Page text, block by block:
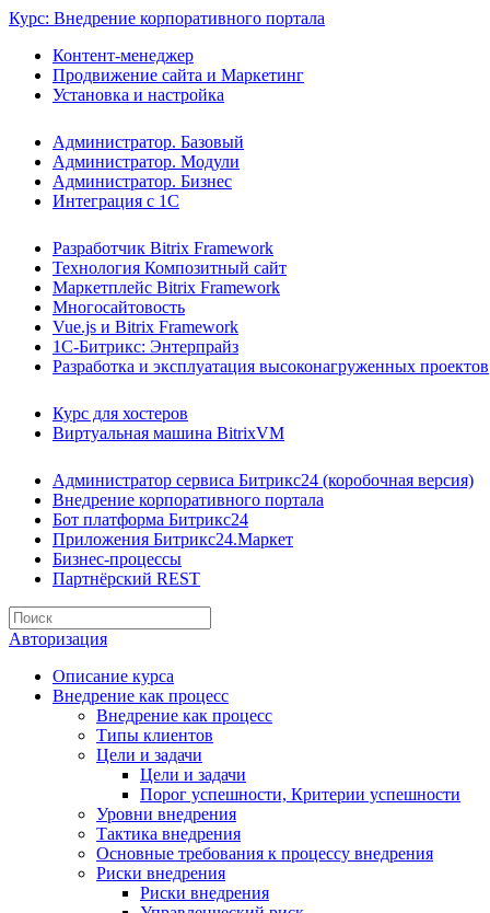
Курс: Внедрение корпоративного портала
Контент-менеджер
Продвижение сайта и Маркетинг
Установка и настройка
Администратор. Базовый
Администратор. Модули
Администратор. Бизнес
Интеграция с 1С
Разработчик Bitrix Framework
Технология Композитный сайт
Маркетплейс Bitrix Framework
Многосайтовость
Vue.js и Bitrix Framework
1С-Битрикс: Энтерпрайз
Разработка и эксплуатация высоконагруженных проектов
Курс для хостеров
Виртуальная машина BitrixVM
Администратор сервиса Битрикс24 (коробочная версия)
Внедрение корпоративного портала
Бот платформа Битрикс24
Приложения Битрикс24.Маркет
Бизнес-процессы
Партнёрский REST
Авторизация
Описание курса
Внедрение как процесс
Внедрение как процесс
Типы клиентов
Цели и задачи
Цели и задачи
Порог успешности, Критерии успешности
Уровни внедрения
Тактика внедрения
Основные требования к процессу внедрения
Риски внедрения
Риски внедрения